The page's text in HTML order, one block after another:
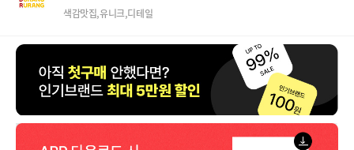
색감맛집,유니크,디테일